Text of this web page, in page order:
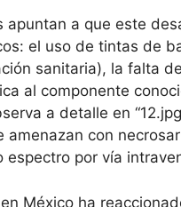
apuntan a que este
el uso de tintas de
sanitaria), la falta
al componente
a detalle en
amenazan con
espectro por vía
México ha